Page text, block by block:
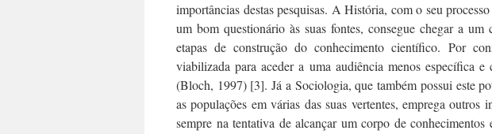
importâncias destas pesquisas. A História, com o seu
um bom questionário às suas fontes, consegue chegar a
etapas de construção do conhecimento científico. Por
viabilizada para aceder a uma audiência menos específica
(Bloch, 1997) [3]. Já a Sociologia, que também possui este
as populações em várias das suas vertentes, emprega outros
sempre na tentativa de alcançar um corpo de